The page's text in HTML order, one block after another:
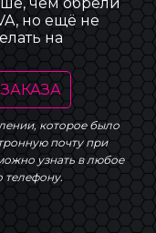
но ещё не
на
которое было
почту при
узнать в любое
телефону.